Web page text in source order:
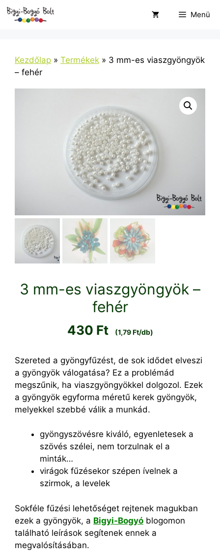
Kilépés
Menü
Kezdőlap » Termékek » 3 mm-es viaszgyöngyök
– fehér
3 mm-es viaszgyöngyök –
fehér
430 Ft (1,79 Ft/db)
Szereted a gyöngyfűzést, de sok idődet elveszi
a gyöngyök válogatása? Ez a problémád
megszűnik, ha viaszgyöngyökkel dolgozol. Ezek
a gyöngyök egyforma méretű kerek gyöngyök,
melyekkel szebbé válik a munkád.
gyöngyszövésre kiváló, egyenletesek a
szövés szélei, nem torzulnak el a
minták…
virágok fűzésekor szépen ívelnek a
szirmok, a levelek
Sokféle fűzési lehetőséget rejtenek magukban
ezek a gyöngyök, a Bigyi-Bogyó blogomon
található leírások segítenek ennek a
megvalósításában.